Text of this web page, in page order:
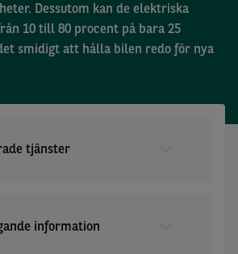
Dessutom kan de elektriska
10 till 80 procent på bara 25
smidigt att hålla bilen redo för nya
tjänster
information